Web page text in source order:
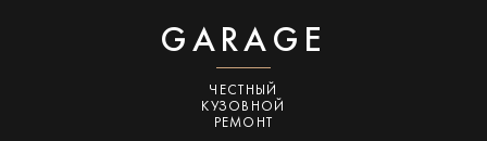
GARAGE
ЧЕСТНЫЙ
КУЗОВНОЙ
РЕМОНТ